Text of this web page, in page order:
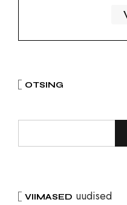
OTSING
VIIMASED uudised